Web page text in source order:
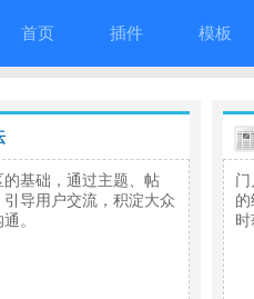
首页 插件 模板
基础，通过主题、帖
导用户交流，积淀大众
。